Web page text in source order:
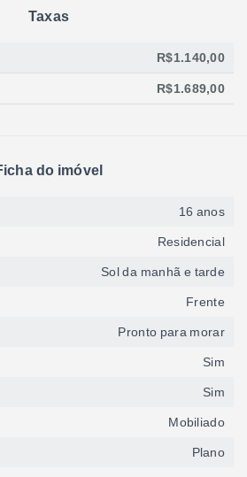
Taxas
R$1.140,00
R$1.689,00
do imóvel
16 anos
Residencial
Sol da manhã e tarde
Frente
Pronto para morar
Sim
Sim
Mobiliado
Plano